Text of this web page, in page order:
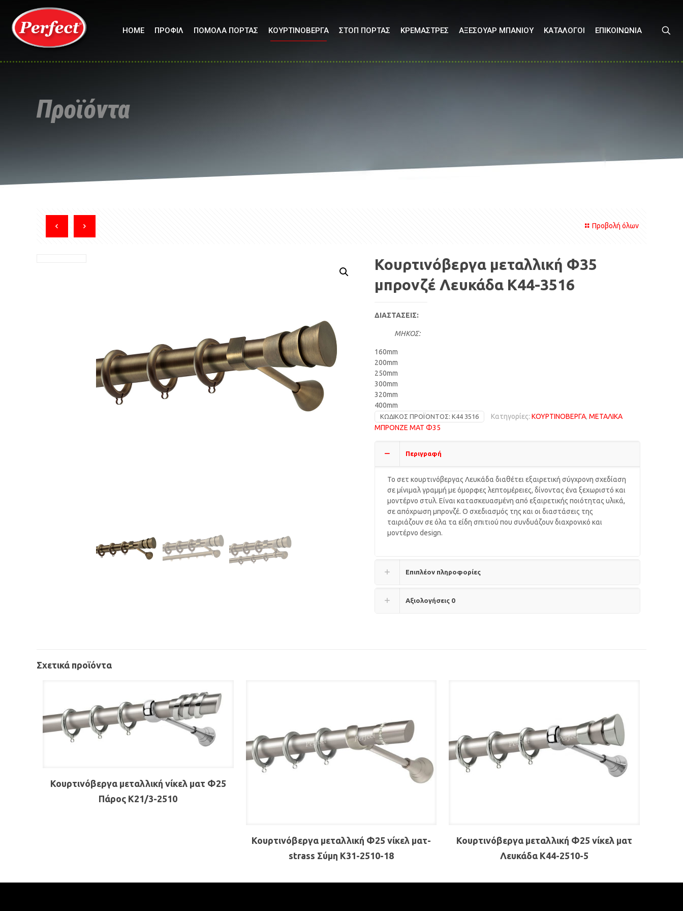
HOME ΠΡΟΦΙΛ ΠΟΜΟΛΑ ΠΟΡΤΑΣ ΚΟΥΡΤΙΝΟΒΕΡΓΑ ΣΤΟΠ ΠΟΡΤΑΣ ΚΡΕΜΑΣΤΡΕΣ ΑΞΕΣΟΥΑΡ ΜΠΑΝΙΟΥ ΚΑΤΑΛΟΓΟΙ ΕΠΙΚΟΙΝΩΝΙΑ
Προϊόντα
Προβολή όλων
Κουρτινόβεργα μεταλλική Φ35
μπρονζέ Λευκάδα Κ44-3516
ΔΙΑΣΤΑΣΕΙΣ:
ΜΗΚΟΣ:
160mm
200mm
250mm
300mm
320mm
400mm
ΚΩΔΙΚΌΣ ΠΡΟΪΌΝΤΟΣ: Κ44 3516 Κατηγορίες: ΚΟΥΡΤΙΝΟΒΕΡΓΑ, ΜΕΤΑΛΙΚΑ
ΜΠΡΟΝΖΕ ΜΑΤ Φ35
Περιγραφή
Το σετ κουρτινόβεργας Λευκάδα διαθέτει εξαιρετική σύγχρονη σχεδίαση
σε μίνιμαλ γραμμή με όμορφες λεπτομέρειες, δίνοντας ένα ξεχωριστό και
μοντέρνο στυλ. Είναι κατασκευασμένη από εξαιρετικής ποιότητας υλικά,
σε απόχρωση μπρονζέ. Ο σχεδιασμός της και οι διαστάσεις της
ταιριάζουν σε όλα τα είδη σπιτιού που συνδυάζουν διαχρονικό και
μοντέρνο design.
Επιπλέον πληροφορίες
Αξιολογήσεις 0
Σχετικά προϊόντα
Κουρτινόβεργα μεταλλική νίκελ ματ Φ25
Πάρος K21/3-2510
Κουρτινόβεργα μεταλλική Φ25 νίκελ ματ-
strass Σύμη Κ31-2510-18
Κουρτινόβεργα μεταλλική Φ25 νίκελ ματ
Λευκάδα Κ44-2510-5